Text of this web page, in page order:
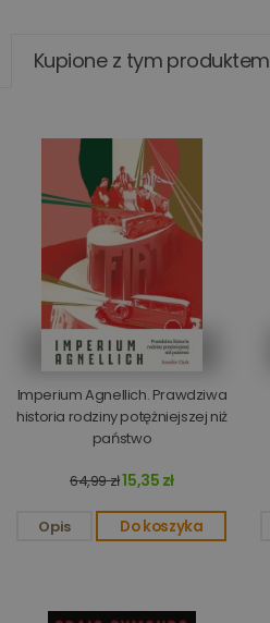
Kupione z tym produktem
Imperium Agnellich. Prawdziwa
historia rodziny potężniejszej niż
państwo
64,99 zł15,35 zł
Opis Do koszyka